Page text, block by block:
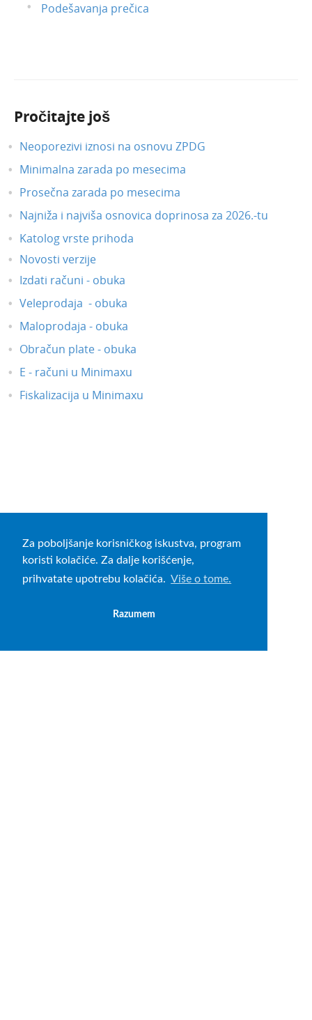
Za poboljšanje korisničkog iskustva, program
koristi kolačiće. Za dalje korišćenje,
prihvatate upotrebu kolačića. Više o tome.
Razumem
Podešavanja prečica
Pročitajte još
Neoporezivi iznosi na osnovu ZPDG
Minimalna zarada po mesecima
Prosečna zarada po mesecima
Najniža i najviša osnovica doprinosa za 2026.-tu
Katolog vrste prihoda
Novosti verzije
Izdati računi - obuka
Veleprodaja - obuka
Maloprodaja - obuka
Obračun plate - obuka
E - računi u Minimaxu
Fiskalizacija u Minimaxu